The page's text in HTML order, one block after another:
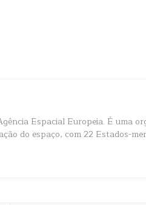
Espacial Europeia. É uma
do espaço, com 22 Estados-